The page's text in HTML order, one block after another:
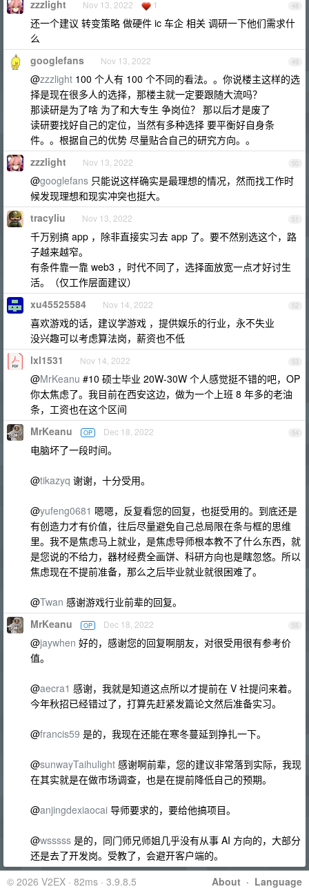
48
zzzlight Nov 13, 2022 1
还一个建议 转变策略 做硬件 ic 车企 相关 调研一下他们需求什
么
49
googlefans Nov 13, 2022
@zzzlight 100 个人有 100 个不同的看法。。你说楼主这样的选
择是现在很多人的选择，那楼主就一定要跟随大流吗？
那读研是为了啥 为了和大专生 争岗位？ 那以后才是废了
读研要找好自己的定位，当然有多种选择 要平衡好自身条
件。。根据自己的优势 尽量贴合自己的研究方向。。
50
zzzlight Nov 13, 2022
@googlefans 只能说这样确实是最理想的情况，然而找工作时
候发现理想和现实冲突也挺大。
51
tracyliu Nov 13, 2022
千万别搞 app ，除非直接实习去 app 了。要不然别选这个，路
子越来越窄。
有条件靠一靠 web3 ，时代不同了，选择面放宽一点才好讨生
活。（仅工作层面建议）
52
xu45525584 Nov 14, 2022
喜欢游戏的话，建议学游戏 ，提供娱乐的行业，永不失业
没兴趣可以考虑算法岗，薪资也不低
53
lxl1531 Nov 14, 2022
@MrKeanu #10 硕士毕业 20W-30W 个人感觉挺不错的吧，OP
你太焦虑了。我目前在西安这边，做为一个上班 8 年多的老油
条，工资也在这个区间
54
MrKeanu OP Dec 18, 2022
电脑坏了一段时间。
@tikazyq 谢谢，十分受用。
@yufeng0681 嗯嗯，反复看您的回复，也挺受用的。到底还是
有创造力才有价值，往后尽量避免自己总局限在条与框的思维
里。我不是焦虑马上就业，是焦虑导师根本教不了什么东西，就
是您说的不给力，器材经费全画饼、科研方向也是瞎忽悠。所以
焦虑现在不提前准备，那么之后毕业就业就很困难了。
@Twan 感谢游戏行业前辈的回复。
55
MrKeanu OP Dec 18, 2022
@jaywhen 好的，感谢您的回复啊朋友，对很受用很有参考价
值。
@aecra1 感谢，我就是知道这点所以才提前在 V 社提问来着。
今年秋招已经错过了，打算先赶紧发篇论文然后准备实习。
@francis59 是的，我现在还能在寒冬蔓延到挣扎一下。
@sunwayTaihulight 感谢啊前辈，您的建议非常落到实际，我现
在其实就是在做市场调查，也是在提前降低自己的预期。
@anjingdexiaocai 导师要求的，要给他搞项目。
@wsssss 是的，同门师兄师姐几乎没有从事 AI 方向的，大部分
还是去了开发岗。受教了，会避开客户端的。
About · Language
© 2026 V2EX · 82ms · 3.9.8.5